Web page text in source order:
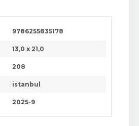
9786255835178
13,0 x 21,0
208
istanbul
2025-9